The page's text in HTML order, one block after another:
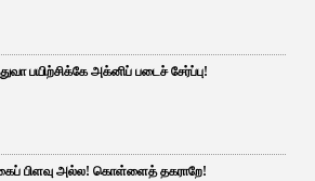
பயிற்சிக்கே அக்னிப் படைச் சேர்ப்பு!
பிளவு அல்ல! கொள்ளைத் தகராறே!